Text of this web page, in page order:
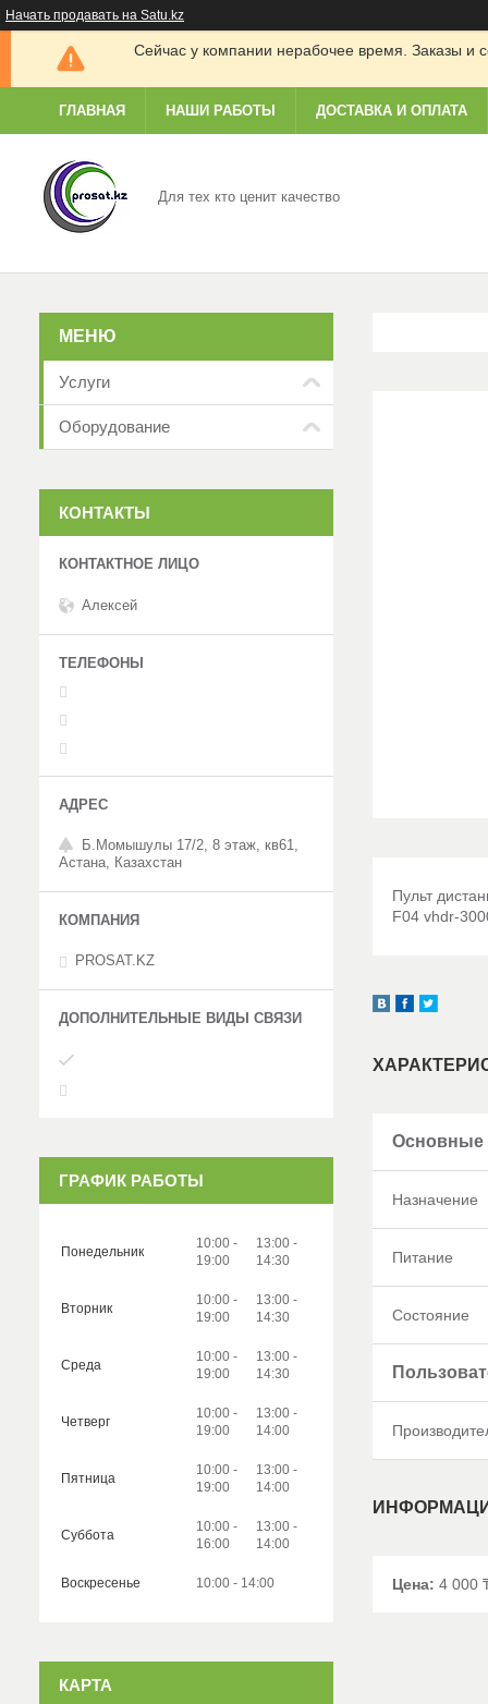
Начать продавать на Satu.kz
Сейчас у компании нерабочее время. Заказы и
ГЛАВНАЯ НАШИ РАБОТЫ ДОСТАВКА И ОПЛАТА
Для тех кто ценит качество
Пульт
F04 vhdr-
Основные
Назначение
Питание
Состояние
Цена: 4 000
Услуги
Оборудование
КОНТАКТЫ
Алексей
Б.Момышулы 17/2, 8 этаж, кв61,
Астана, Казахстан
PROSAT.KZ
ГРАФИК РАБОТЫ
Понедельник
10:00
19:00
13:00
14:30
Вторник
10:00
19:00
13:00
14:30
Среда
10:00
19:00
13:00
14:30
Четверг
10:00
19:00
13:00
14:00
Пятница
10:00
19:00
13:00
14:00
Суббота
10:00
16:00
13:00
14:00
Воскресенье 10:00 14:00
КАРТА